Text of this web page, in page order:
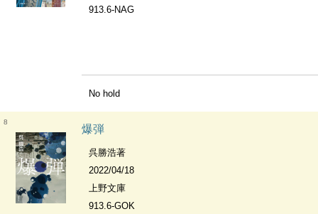
913.6-NAG
No hold
8
爆弾
呉勝浩著
2022/04/18
上野文庫
913.6-GOK